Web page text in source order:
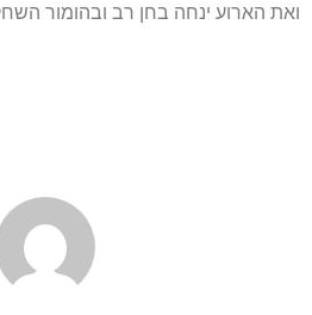
ואת הארוע ינחה בחן רב ובהומור